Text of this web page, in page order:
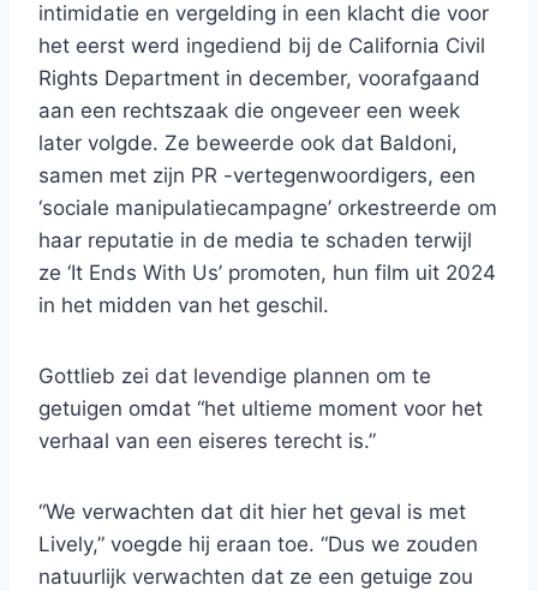
intimidatie en vergelding in een klacht die voor
het eerst werd ingediend bij de California Civil
Rights Department in december, voorafgaand
aan een rechtszaak die ongeveer een week
later volgde. Ze beweerde ook dat Baldoni,
samen met zijn PR -vertegenwoordigers, een
‘sociale manipulatiecampagne’ orkestreerde om
haar reputatie in de media te schaden terwijl
ze ‘It Ends With Us’ promoten, hun film uit 2024
in het midden van het geschil.
Gottlieb zei dat levendige plannen om te
getuigen omdat “het ultieme moment voor het
verhaal van een eiseres terecht is.”
“We verwachten dat dit hier het geval is met
Lively,” voegde hij eraan toe. “Dus we zouden
natuurlijk verwachten dat ze een getuige zou